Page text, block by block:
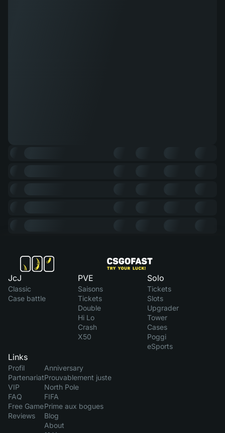
JcJ
Classic
Case battle
PVE
Saisons
Tickets
Double
Hi Lo
Crash
X50
Solo
Tickets
Slots
Upgrader
Tower
Cases
Poggi
eSports
Links
Profil
Partenariat
VIP
FAQ
Free Game
Reviews
Anniversary
Prouvablement juste
North Pole
FIFA
Prime aux bogues
Blog
About